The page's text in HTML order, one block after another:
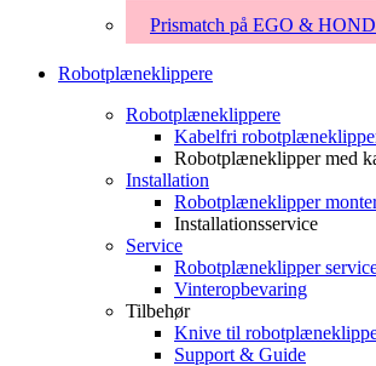
Prismatch på EGO &
Robotplæneklippere
Robotplæneklippere
Kabelfri
Robotplæneklipper med
Installation
Robotplæneklipper
Installationsservice
Service
Robotplæneklipper
Vinteropbevaring
Tilbehør
Knive til
Support & Guide